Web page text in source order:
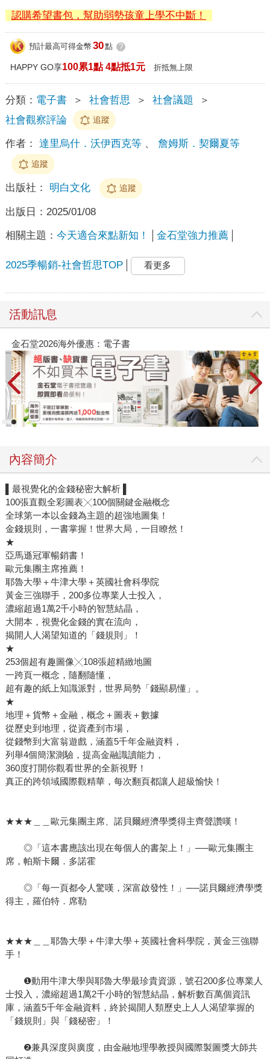
認購希望書包，幫助弱勢孩童上學不中斷！
預計最高可得金幣 30點 ?
HAPPY GO享100累1點 4點抵1元 折抵無上限
分類： 電子書 ＞ 社會哲思 ＞ 社會議題
＞
社會觀察評論
追蹤
作者： 達里烏什．沃伊西克等、 詹姆斯．契爾夏等
追蹤
出版社： 明白文化 追蹤
出版日： 2025/01/08
相關主題： 今天適合來點新知！ 金石堂強力推薦
2025季暢銷-社會哲思TOP 看更多
活動訊息
金石堂2026海外優惠：電子書
內容簡介
▌最視覺化的金錢秘密大解析 ▌
100張直觀全彩圖表╳100個關鍵金融概念
全球第一本以金錢為主題的超強地圖集！
金錢規則，一書掌握！世界大局，一目瞭然！
★
亞馬遜冠軍暢銷書！
歐元集團主席推薦！
耶魯大學＋牛津大學＋英國社會科學院
黃金三強聯手，200多位專業人士投入，
濃縮超過1萬2千小時的智慧結晶，
大開本，視覺化金錢的實在流向，
揭開人人渴望知道的「錢規則」！
★
253個超有趣圖像╳108張超精緻地圖
一跨頁一概念，隨翻隨懂，
超有趣的紙上知識派對，世界局勢「錢顯易懂」。
★
地理＋貨幣＋金融，概念＋圖表＋數據
從歷史到地理，從資產到市場，
從錢幣到大富翁遊戲，涵蓋5千年金融資料，
列舉4個簡潔測驗，提高金融識讀能力，
360度打開你觀看世界的全新視野！
真正的跨領域國際觀精華，每次翻頁都讓人超級愉快！
★★★＿＿歐元集團主席、諾貝爾經濟學獎得主齊聲讚嘆！
◎「這本書應該出現在每個人的書架上！」──歐元集團主
席，帕斯卡爾．多諾霍
◎「每一頁都令人驚嘆，深富啟發性！」──諾貝爾經濟學獎
得主，羅伯特．席勒
★★★＿＿耶魯大學＋牛津大學＋英國社會科學院，黃金三強聯
手！
❶動用牛津大學與耶魯大學最珍貴資源，號召200多位專業人
士投入，濃縮超過1萬2千小時的智慧結晶，解析數百萬個資訊
庫，涵蓋5千年金融資料，終於揭開人類歷史上人人渴望掌握的
「錢規則」與「錢秘密」！
❷兼具深度與廣度，由金融地理學教授與國際製圖獎大師共